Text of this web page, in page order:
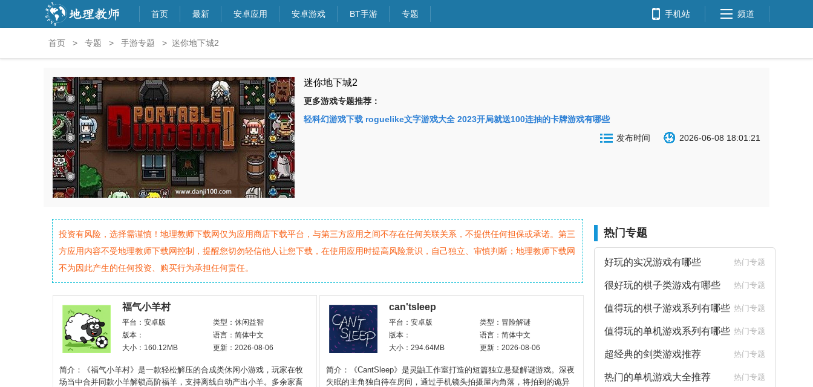
首页 最新 安卓应用 安卓游戏 BT手游 专题 手机站 频道
首页 > 专题 > 手游专题 > 迷你地下城2
迷你地下城2
更多游戏专题推荐：
轻科幻游戏下载 roguelike文字游戏大全 2023开局就送100连抽的卡牌游戏有哪些
2026-06-08 18:01:21
发布时间
投资有风险，选择需谨慎！地理教师下载网仅为应用商店下载平台，与第三方应用之间不存在任何关联关系，不提供任何担保或承诺。第三
方应用内容不受地理教师下载网控制，提醒您切勿轻信他人让您下载，在使用应用时提高风险意识，自己独立、审慎判断；地理教师下载网
不为因此产生的任何投资、购买行为承担任何责任。
福气小羊村
平台：安卓版
类型：休闲益智
版本：
语言：简体中文
大小：160.12MB
更新：2026-08-06
简介：《福气小羊村》是一款轻松解压的合成类休闲小游戏，玩家在牧
场当中合并同款小羊解锁高阶福羊，支持离线自动产出小羊。多余家畜
can'tsleep
平台：安卓版
类型：冒险解谜
版本：
语言：简体中文
大小：294.64MB
更新：2026-08-06
简介：《CantSleep》是灵鼬工作室打造的短篇独立悬疑解谜游戏。深夜
失眠的主角独自待在房间，通过手机镜头拍摄屋内角落，将拍到的诡异
热门专题
好玩的实况游戏有哪些 热门专题
很好玩的棋子类游戏有哪些 热门专题
值得玩的棋子游戏系列有哪些 热门专题
值得玩的单机游戏系列有哪些 热门专题
超经典的剑类游戏推荐 热门专题
热门的单机游戏大全推荐 热门专题